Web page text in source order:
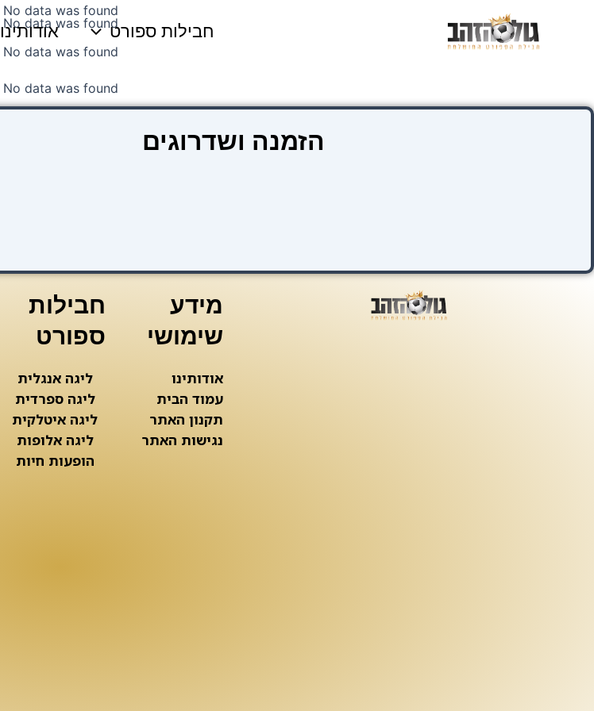
חבילות ספורט אודותינו
No data was found
No data was found
No data was found
No data was found
הזמנה ושדרוגים
מידע
שימושי
אודותינו
עמוד הבית
תקנון האתר
נגישות האתר
חבילות
ספורט
ליגה אנגלית
ליגה ספרדית
ליגה איטלקית
ליגה אלופות
הופעות חיות